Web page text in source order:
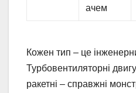
ачем
Кожен тип – це
Турбовентиляторні
ракетні – справжні